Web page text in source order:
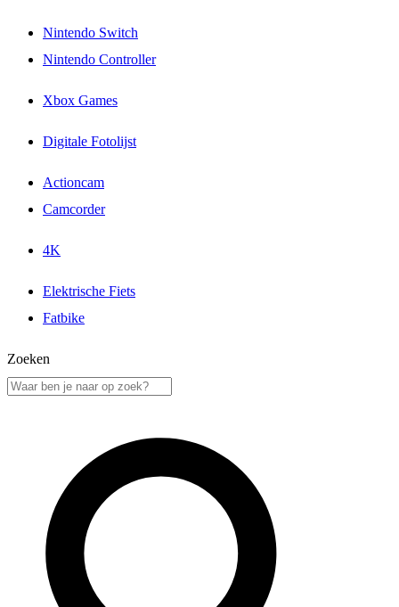
Nintendo Switch
Nintendo Controller
Xbox Games
Digitale Fotolijst
Actioncam
Camcorder
4K
Elektrische Fiets
Fatbike
Zoeken